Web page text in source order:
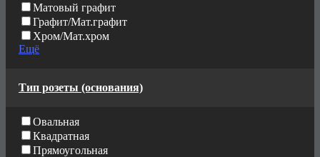
Матовый графит
Графит/Мат.графит
Хром/Мат.хром
Ещё
Тип розеты (основания)
Овальная
Квадратная
Прямоугольная